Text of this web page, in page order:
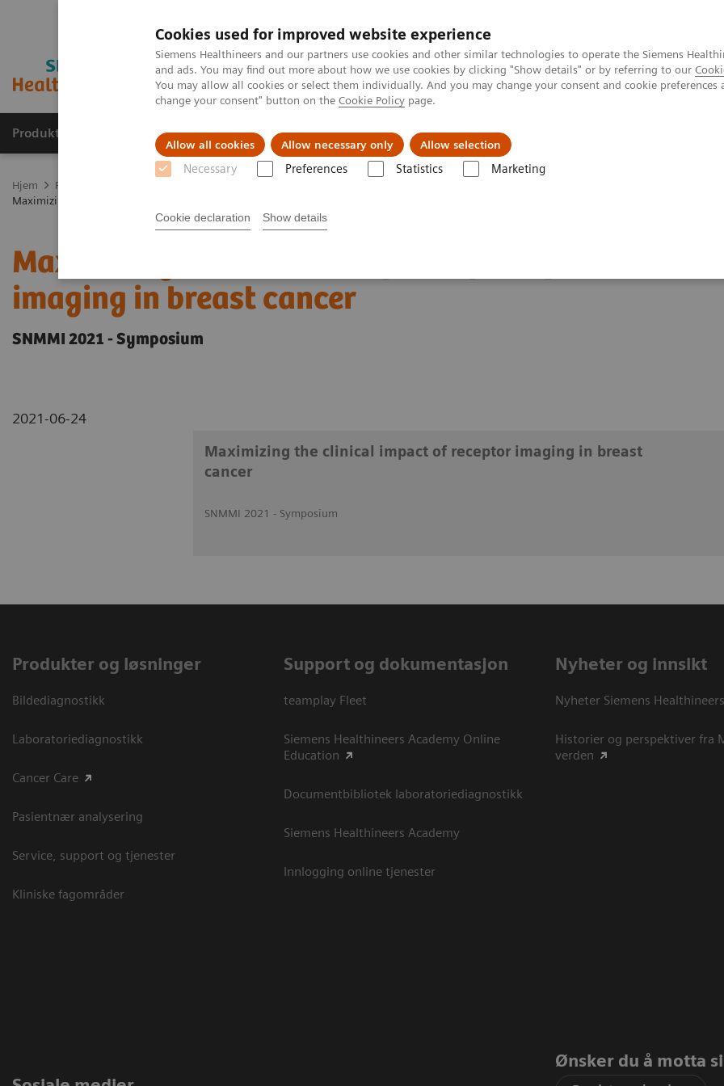
Cookies used for improved website experience
Siemens Healthineers and our partners use cookies and other similar technologies to operate the Siemens
and ads. You may find out more about how we use cookies by clicking "Show details" or by referring to our
You may allow all cookies or select them individually. And you may change your consent and cookie
change your consent" button on the Cookie Policy page.
Allow all cookies Allow necessary only Allow selection
Necessary Preferences Statistics Marketing
Cookie declaration Show details
Produkter og løsninger Support og dokumentasjon Nyheter
Hjem Produkter og løsninger innen bildediagnostikk
Maximizing the clinical impact of receptor imaging in breast cancer
Maximizing the clinical impact of receptor
imaging in breast cancer
SNMMI 2021 - Symposium
2021-06-24
Maximizing the clinical impact of receptor imaging in breast
cancer
SNMMI 2021 - Symposium
Produkter og løsninger
Bildediagnostikk
Laboratoriediagnostikk
Cancer Care
Pasientnær analysering
Service, support og tjenester
Kliniske fagområder
Support og dokumentasjon
teamplay Fleet
Siemens Healthineers Academy Online
Education
Documentbibliotek laboratoriediagnostikk
Siemens Healthineers Academy
Innlogging online tjenester
Nyheter og innsikt
Nyheter Siemens
Historier og perspektiver fra
verden
Ønsker du å motta